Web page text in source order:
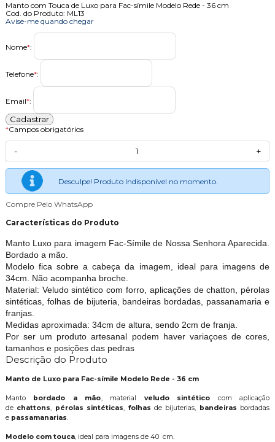
Manto com Touca de Luxo para Fac-símile Modelo Rede - 36 cm
Cod. do Produto: ML13
Avise-me quando chegar
Nome*:
Telefone*:
Email*:
*Campos obrigatórios
- +
Desculpe! Produto Indisponível no momento.
Compre Pelo WhatsApp
Características do Produto
Manto Luxo para imagem Fac-Símile de Nossa Senhora Aparecida.
Bordado a mão.
Modelo fica sobre a cabeça da imagem, ideal para imagens de
34cm. Não acompanha broche.
Material: Veludo sintético com forro, aplicações de chatton, pérolas
sintéticas, folhas de bijuteria, bandeiras bordadas, passanamaria e
franjas.
Medidas aproximada: 34cm de altura, sendo 2cm de franja.
Por ser um produto artesanal podem haver variaçoes de cores,
tamanhos e posições das pedras
Descrição do Produto
Manto de Luxo para Fac-símile Modelo Rede - 36 cm
Manto bordado a mão, material veludo sintético com aplicação
dechattons, pérolas sintéticas, folhas de bijuterias, bandeiras bordadas
e passamanarias.
Modelo com touca, ideal para imagens de 40 cm.